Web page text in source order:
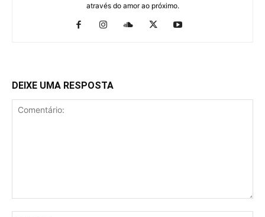
através do amor ao próximo.
DEIXE UMA RESPOSTA